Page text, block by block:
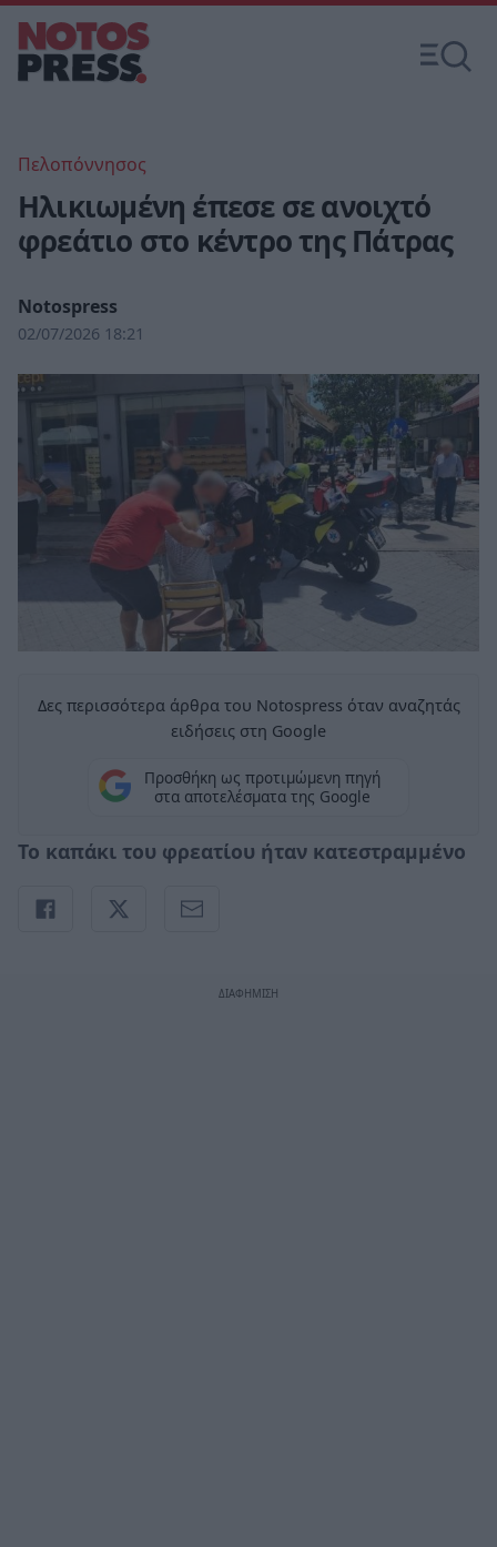
Πελοπόννησος
Ηλικιωμένη έπεσε σε ανοιχτό
φρεάτιο στο κέντρο της Πάτρας
Notospress
02/07/2026 18:21
Δες περισσότερα άρθρα του Notospress όταν αναζητάς
ειδήσεις στη Google
Προσθήκη ως προτιμώμενη πηγή
στα αποτελέσματα της Google
Το καπάκι του φρεατίου ήταν κατεστραμμένο